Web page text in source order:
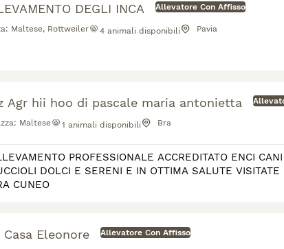
DEGLI INCA Allevatore Con Affisso
Maltese, Rottweiler 4 animali disponibili Pavia
Agr hii hoo di pascale maria antonietta
Maltese 1 animali disponibili Bra
PROFESSIONALE ACCREDITATO ENCI CANI
DOLCI E SERENI E IN OTTIMA SALUTE VISITATE NOSTRO SITO MASSIMA ASSISTENZA POST VENDITA SIAMO A
CUNEO
Casa Eleonore Allevatore Con Affisso